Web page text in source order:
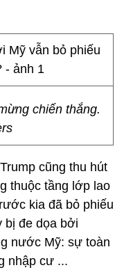
chiến thắng.
cũng thu hút
thuộc tầng lớp lao
kia đã bỏ phiếu
bị đe dọa bởi
nước Mỹ: sự toàn
nhập cư ...